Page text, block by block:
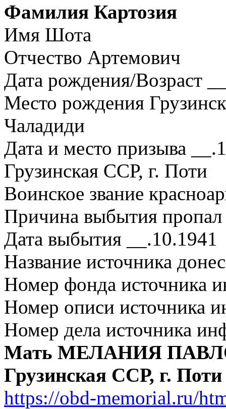
Фамилия Картозия
Имя Шота
Отчество Артемович
Дата рождения/Возраст
Место рождения
Чаладиди
Дата и место призыва
Грузинская ССР, г. Поти
Воинское звание
Причина выбытия пропал
Дата выбытия __.10.1941
Название источника
Номер фонда источника
Номер описи источника
Номер дела источника
Мать МЕЛАНИЯ
Грузинская ССР, г.
https://obd-memorial.ru/